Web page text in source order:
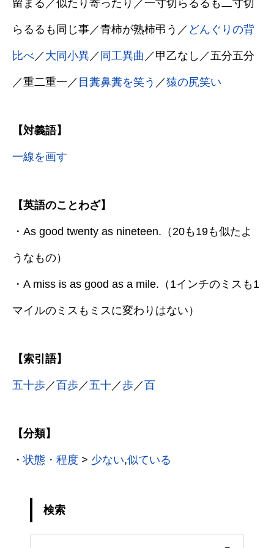
留まる／似たり寄ったり／一寸切らるるも二寸切
らるるも同じ事／青柿が熟柿弔う／ どんぐりの背
比べ／ 大同小異／ 同工異曲 ／甲乙なし／五分五分
／重二重一／ 目糞鼻糞を笑う ／猿の尻笑い
【対義語】
一線を画す
【英語のことわざ】
・As good twenty as nineteen.（20も19も似たよ
うなもの）
・A miss is as good as a mile.（1インチのミスも1
マイルのミスもミスに変わりはない）
【索引語】
五十歩／百歩／五十／歩／百
【分類】
・状態・程度 > 少ない,似ている
検索